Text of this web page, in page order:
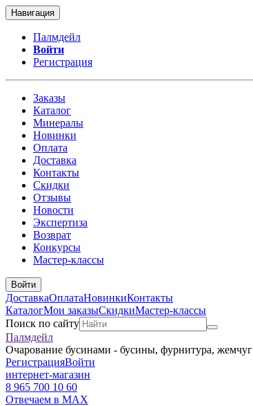
Навигация
Палмдейл
Войти
Регистрация
Заказы
Каталог
Минералы
Новинки
Оплата
Доставка
Контакты
Скидки
Отзывы
Новости
Экспертиза
Возврат
Конкурсы
Мастер-классы
Войти
ДоставкаОплатаНовинкиКонтакты
КаталогМои заказыСкидкиМастер-классы
Поиск по сайту
Палмдейл
Очарование бусинами - бусины, фурнитура, жемчуг
РегистрацияВойти
интернет-магазин
8 965 700 10 60
Отвечаем в MAX